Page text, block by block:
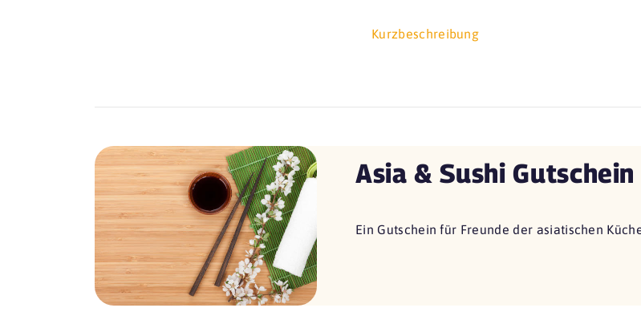
Kurzbeschreibung
Asia & Sushi Gutschein
Ein Gutschein für Freunde der asiatischen